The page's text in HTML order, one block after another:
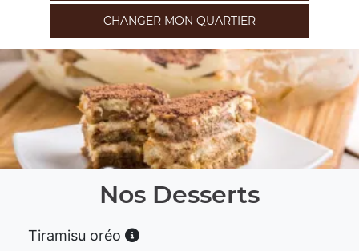
CHANGER MON QUARTIER
Nos Desserts
Tiramisu oréo